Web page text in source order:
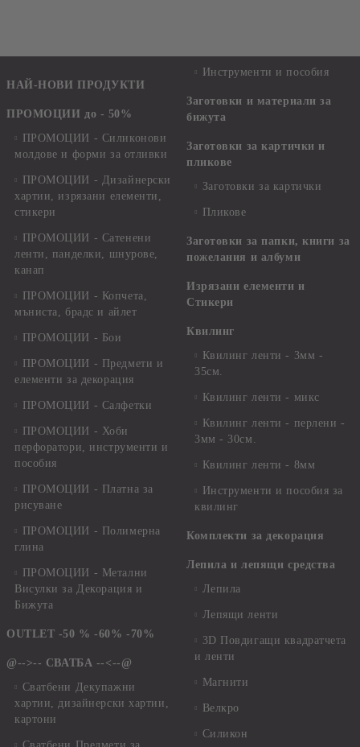
НАЙ-НОВИ ПРОДУКТИ
ПРОМОЦИИ до - 50%
ПРОМОЦИИ - Силиконови
молдове и форми за отливки
ПРОМОЦИИ - Дизайнерски
хартии, изрязани елементи,
стикери
ПРОМОЦИИ - Сатенени
ленти, панделки, шнурове,
канап
ПРОМОЦИИ - Копчета,
мъниста, брадс и айлет
ПРОМОЦИИ - Бои
ПРОМОЦИИ - Предмети и
елементи за декорация
ПРОМОЦИИ - Салфетки
ПРОМОЦИИ - Хоби
перфоратори, инструменти и
пособия
ПРОМОЦИИ - Платна за
рисуване
ПРОМОЦИИ - Полимерна
глина
ПРОМОЦИИ - Метални
Висулки за Декорация и
Бижута
OUTLET -50 % -60% -70%
@-->-- СВАТБА --<--@
Сватбени Декупажни
хартии, дизайнерски хартии,
картони
Инструменти и пособия
Заготовки и материали за
бижута
Заготовки за картички и
пликове
Заготовки за картички
Пликове
Заготовки за папки, книги за
пожелания и албуми
Изрязани елементи и
Стикери
Квилинг
Квилинг ленти - 3мм -
35см.
Квилинг ленти - микс
Квилинг ленти - перлени -
3мм - 30см.
Квилинг ленти - 8мм
Инструменти и пособия за
квилинг
Комплекти за декорация
Лепила и лепящи средства
Лепила
Лепящи ленти
3D Повдигащи квадратчета
и ленти
Магнити
Велкро
Силикон